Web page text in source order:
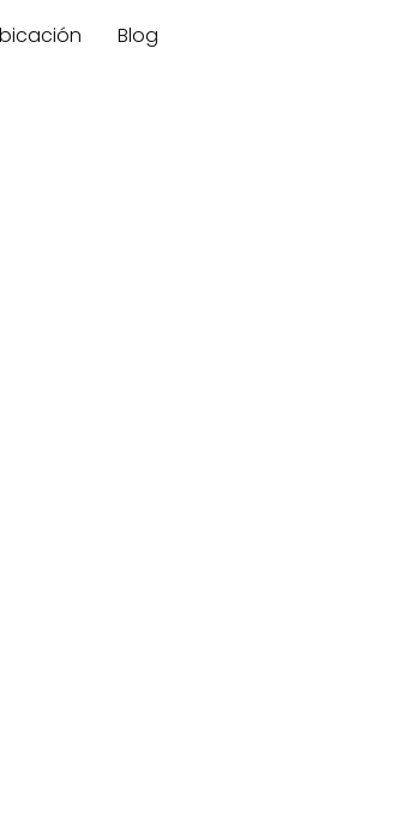
Blog